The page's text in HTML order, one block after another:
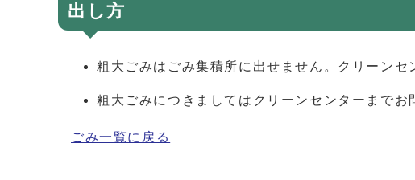
出し方
粗大ごみはごみ集積所に出せません。クリーン
粗大ごみにつきましてはクリーンセンターまで
ごみ一覧に戻る